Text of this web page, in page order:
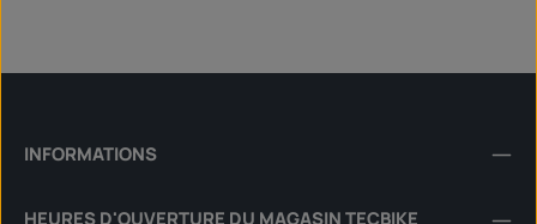
b
é
l
e
INFORMATIONS
HEURES D'OUVERTURE DU MAGASIN TECBIKE